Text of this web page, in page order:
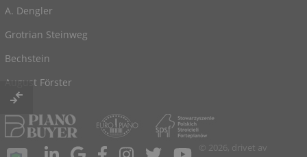
A. Dengler
Grotrian Steinweg
Bechstein
August Förster
© 2026, drivet av